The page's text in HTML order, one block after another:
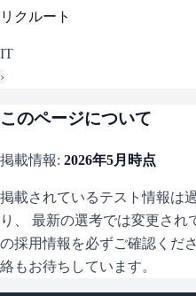
リクルート
IT
›
このページについて
掲載情報: 2026年5月 時点
掲載されているテスト情報は
り、 最新の選考では変更され
の採用情報を必ずご確認くだ
絡もお待ちしています。